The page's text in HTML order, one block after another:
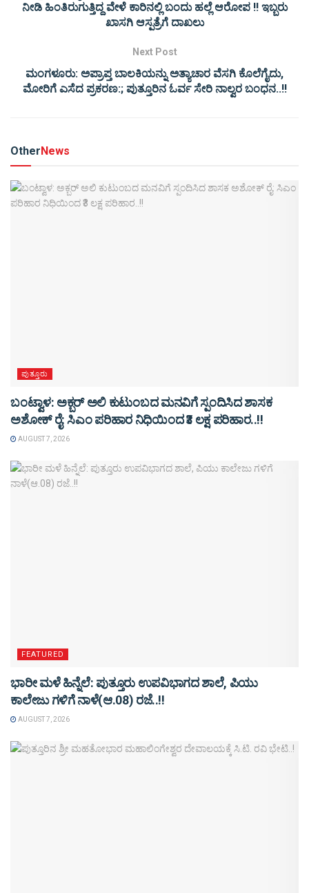
ನೀಡಿ ಹಿಂತಿರುಗುತ್ತಿದ್ದ ವೇಳೆ ಕಾರಿನಲ್ಲಿ ಬಂದು ಹಲ್ಲೆ ಆರೋಪ !! ಇಬ್ಬರು
ಖಾಸಗಿ ಆಸ್ಪತ್ರೆಗೆ ದಾಖಲು
Next Post
ಮಂಗಳೂರು: ಅಪ್ರಾಪ್ತ ಬಾಲಕಿಯನ್ನು ಅತ್ಯಾಚಾರ ವೆಸಗಿ ಕೊಲೆಗೈದು,
ಮೋರಿಗೆ ಎಸೆದ ಪ್ರಕರಣ:; ಪುತ್ತೂರಿನ ಓರ್ವ ಸೇರಿ ನಾಲ್ವರ ಬಂಧನ..!!
Other News
ಪುತ್ತೂರು
ಬಂಟ್ವಾಳ: ಅಕ್ಬರ್ ಅಲಿ ಕುಟುಂಬದ ಮನವಿಗೆ ಸ್ಪಂದಿಸಿದ ಶಾಸಕ
ಅಶೋಕ್ ರೈ: ಸಿಎಂ ಪರಿಹಾರ ನಿಧಿಯಿಂದ ₹3 ಲಕ್ಷ ಪರಿಹಾರ..!!
AUGUST 7, 2026
FEATURED
ಭಾರೀ ಮಳೆ ಹಿನ್ನೆಲೆ: ಪುತ್ತೂರು ಉಪವಿಭಾಗದ ಶಾಲೆ, ಪಿಯು
ಕಾಲೇಜು ಗಳಿಗೆ ನಾಳೆ(ಆ.08) ರಜೆ..!!
AUGUST 7, 2026